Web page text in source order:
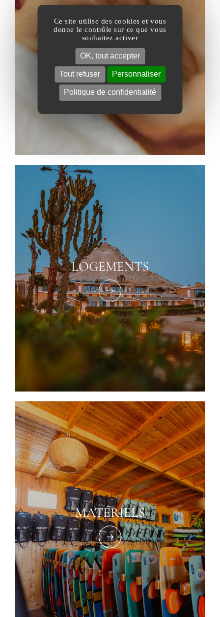
Ce site utilise des cookies et vous
donne le contrôle sur ce que vous
souhaitez activer
OK, tout accepter
Tout refuser Personnaliser
Politique de confidentialité
BIEN-ETRE
LOGEMENTS
MATÉRIELS